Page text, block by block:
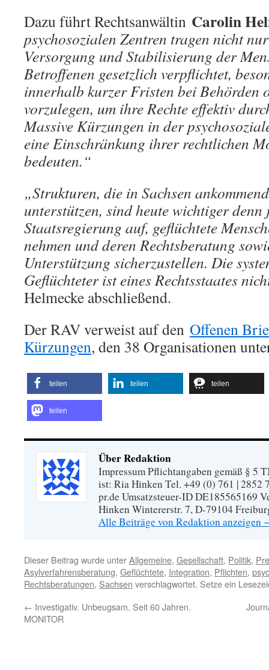
Dazu führt Rechtsanwältin Carolin
psychosozialen Zentren tragen nicht
Versorgung und Stabilisierung der
Betroffenen gesetzlich verpflichtet,
innerhalb kurzer Fristen bei Behörden
vorzulegen, um ihre Rechte effektiv
Massive Kürzungen in der
eine Einschränkung ihrer rechtlichen
bedeuten.“
„Strukturen, die in Sachsen
unterstützen, sind heute wichtiger
Staatsregierung auf, geflüchtete
nehmen und deren Rechtsberatung
Unterstützung sicherzustellen. Die
Geflüchteter ist eines Rechtsstaates
Helmecke abschließend.
Der RAV verweist auf den Offenen
Kürzungen, den 38 Organisationen
teilen teilen teilen
teilen
Über Redaktion
Impressum Pflichtangaben gemäß § 5
ist: Ria Hinken Tel. +49 (0) 761 | 2852
pr.de Umsatzsteuer-ID DE185565169
Hinken Wintererstr. 7, D-79104
Alle Beiträge von Redaktion anzeigen
Dieser Beitrag wurde unterAllgemeine, Gesellschaft, Politik,
Asylverfahrensberatung, Geflüchtete, Integration, Pflichten,
Rechtsberatungen, Sachsen verschlagwortet. Setze ein
← Investigativ. Unbeugsam. Seit 60 Jahren.
MONITOR